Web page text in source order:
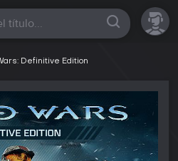
Definitive Edition